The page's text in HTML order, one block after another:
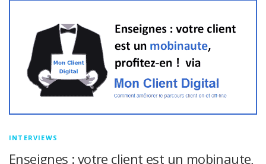
INTERVIEWS
Enseignes : votre client est un mobinaute,